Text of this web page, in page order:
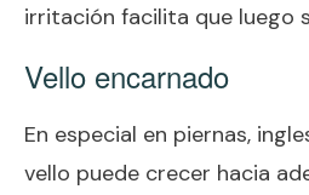
irritación facilita que luego
Vello encarnado
En especial en piernas,
vello puede crecer hacia